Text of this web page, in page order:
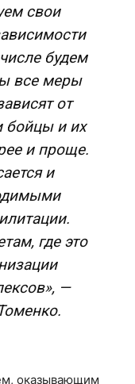
свои
будем
все меры
от
бойцы и их
и проще.
и
где это
—
оказывающим